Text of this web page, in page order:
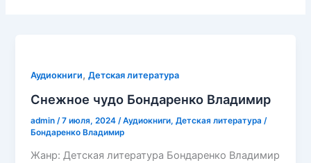
Аудиокниги,Детская литература
Снежное чудо Бондаренко Владимир
admin /7 июля, 2024 /Аудиокниги,Детская литература /
Бондаренко Владимир
Жанр: Детская литература Бондаренко Владимир